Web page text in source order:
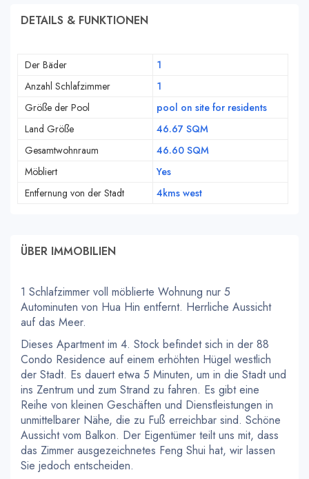
DETAILS & FUNKTIONEN
Der Bäder
1
Anzahl Schlafzimmer
1
Größe der Pool
pool on site for residents
Land Größe
46.67 SQM
Gesamtwohnraum
46.60 SQM
Möbliert
Yes
Entfernung von der Stadt
4kms west
ÜBER IMMOBILIEN
1 Schlafzimmer voll möblierte Wohnung nur 5
Autominuten von Hua Hin entfernt. Herrliche Aussicht
auf das Meer.
Dieses Apartment im 4. Stock befindet sich in der 88
Condo Residence auf einem erhöhten Hügel westlich
der Stadt. Es dauert etwa 5 Minuten, um in die Stadt und
ins Zentrum und zum Strand zu fahren. Es gibt eine
Reihe von kleinen Geschäften und Dienstleistungen in
unmittelbarer Nähe, die zu Fuß erreichbar sind. Schöne
Aussicht vom Balkon. Der Eigentümer teilt uns mit, dass
das Zimmer ausgezeichnetes Feng Shui hat, wir lassen
Sie jedoch entscheiden.